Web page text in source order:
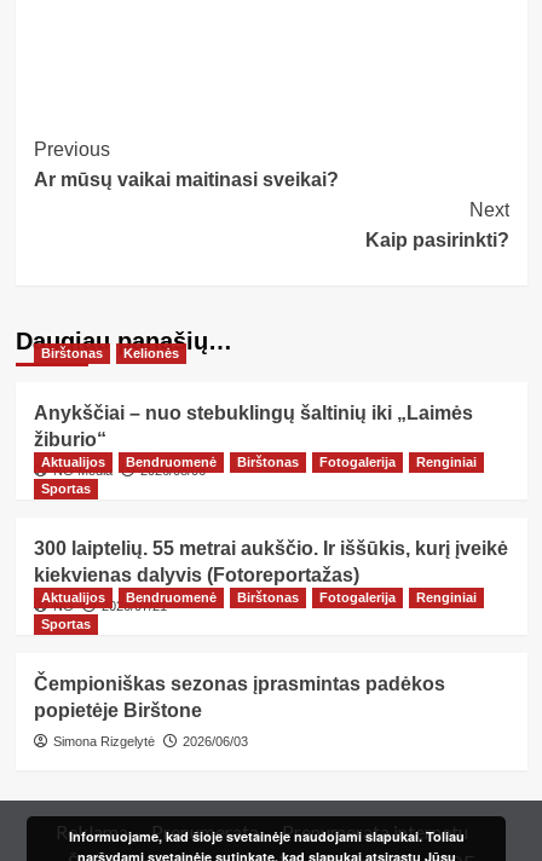
Post
Navigation
Previous
Ar mūsų vaikai maitinasi sveikai?
Next
Kaip pasirinkti?
Daugiau panašių…
Birštonas Kelionės
Anykščiai – nuo stebuklingų šaltinių iki „Laimės
žiburio“
NG Media 2026/08/06
Aktualijos Bendruomenė Birštonas Fotogalerija
Renginiai
Sportas
300 laiptelių. 55 metrai aukščio. Ir iššūkis, kurį įveikė
kiekvienas dalyvis (Fotoreportažas)
NG 2026/07/21
Aktualijos Bendruomenė Birštonas Fotogalerija
Renginiai
Sportas
Čempioniškas sezonas įprasmintas padėkos
popietėje Birštone
Simona Rizgelytė 2026/06/03
Reklama Prenumerata
Prenumerata internetu
Informuojame, kad šioje svetainėje naudojami slapukai. Toliau
naršydami svetainėje sutinkate, kad slapukai atsirastų Jūsų